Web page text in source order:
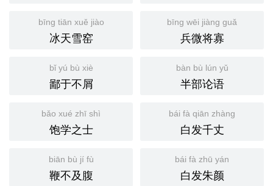
bīng tiān xuě jiào
冰天雪窑
bīng wēi jiàng guǎ
兵微将寡
bǐ yú bù xiè
鄙于不屑
bàn bù lún yǔ
半部论语
bǎo xué zhī shì
饱学之士
bái fà qiān zhàng
白发千丈
biān bù jí fù
鞭不及腹
bái fà zhū yán
白发朱颜